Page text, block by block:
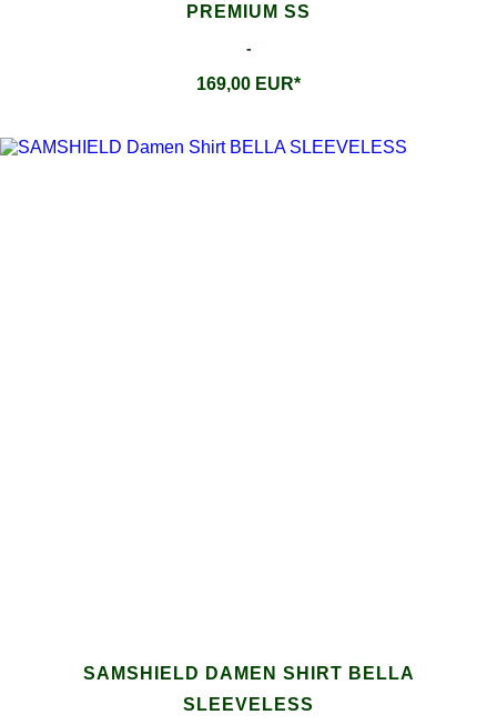
PREMIUM SS
-
169,00 EUR*
SAMSHIELD DAMEN SHIRT BELLA
SLEEVELESS